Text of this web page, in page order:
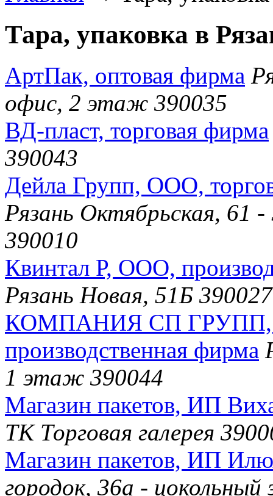
Тара, упаковка в
АртПак, оптовая фирма
офис, 2 этаж 390035
ВД-пласт, торговая фирма
390043
Дейла Групп, ООО,
Рязань Октябрьская,
390010
Квинтал Р, ООО,
Рязань Новая, 51Б 390027
КОМПАНИЯ СП ГРУПП,
производственная фирма
1 этаж 390044
Магазин пакетов, ИП
ТК Торговая галерея
Магазин пакетов, ИП
городок, 36а -